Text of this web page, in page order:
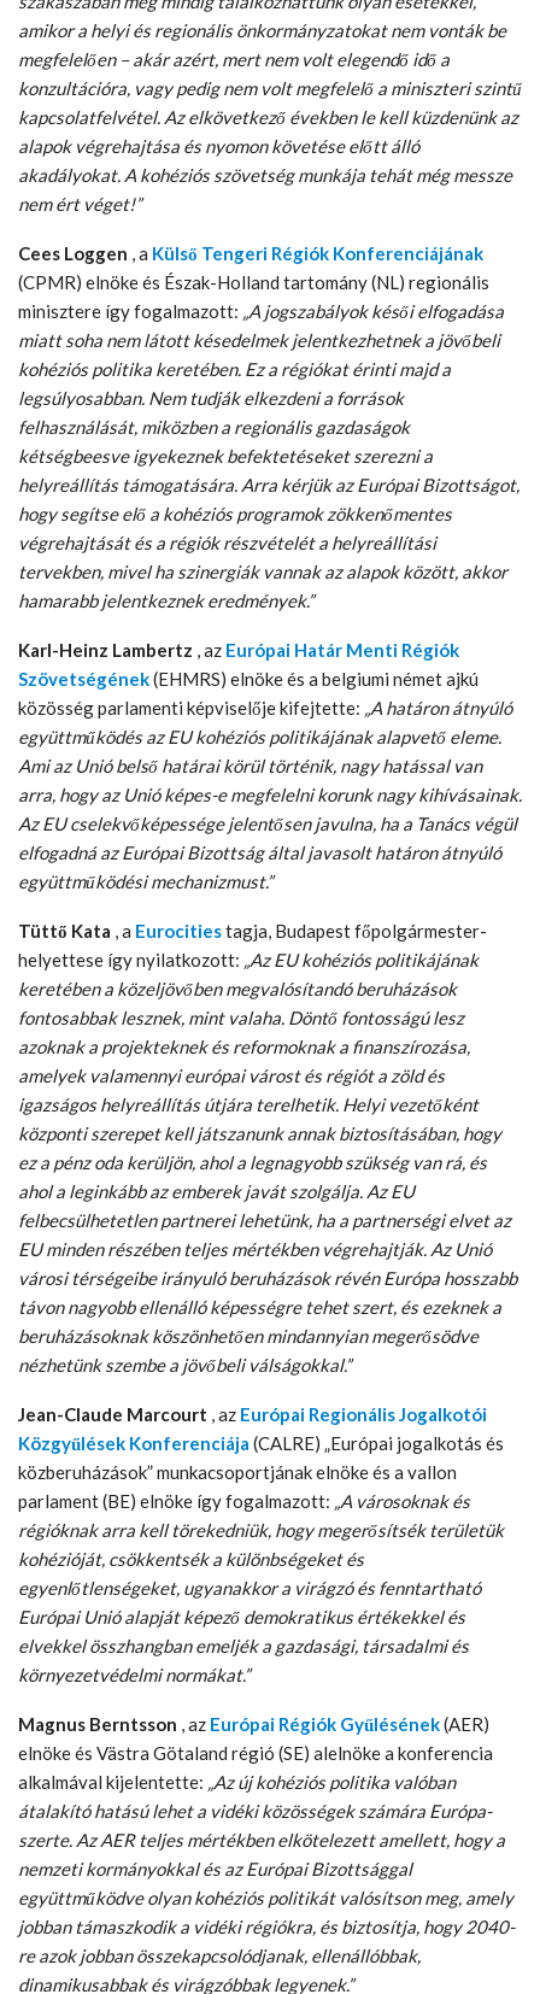
amikor a helyi és regionális önkormányzatokat nem vonták be
megfelelően – akár azért, mert nem volt elegendő idő a
konzultációra, vagy pedig nem volt megfelelő a miniszteri szintű
kapcsolatfelvétel. Az elkövetkező években le kell küzdenünk az
alapok végrehajtása és nyomon követése előtt álló
akadályokat. A kohéziós szövetség munkája tehát még messze
nem ért véget!”
Cees Loggen , a Külső Tengeri Régiók Konferenciájának
(CPMR) elnöke és Észak-Holland tartomány (NL) regionális
minisztere így fogalmazott: „A jogszabályok késői elfogadása
miatt soha nem látott késedelmek jelentkezhetnek a jövőbeli
kohéziós politika keretében. Ez a régiókat érinti majd a
legsúlyosabban. Nem tudják elkezdeni a források
felhasználását, miközben a regionális gazdaságok
kétségbeesve igyekeznek befektetéseket szerezni a
helyreállítás támogatására. Arra kérjük az Európai Bizottságot,
hogy segítse elő a kohéziós programok zökkenőmentes
végrehajtását és a régiók részvételét a helyreállítási
tervekben, mivel ha szinergiák vannak az alapok között, akkor
hamarabb jelentkeznek eredmények.”
Karl-Heinz Lambertz , az Európai Határ Menti Régiók
Szövetségének(EHMRS) elnöke és a belgiumi német ajkú
közösség parlamenti képviselője kifejtette: „A határon átnyúló
együttműködés az EU kohéziós politikájának alapvető eleme.
Ami az Unió belső határai körül történik, nagy hatással van
arra, hogy az Unió képes-e megfelelni korunk nagy kihívásainak.
Az EU cselekvőképessége jelentősen javulna, ha a Tanács végül
elfogadná az Európai Bizottság által javasolt határon átnyúló
együttműködési mechanizmust.”
Tüttő Kata , a Eurocitiestagja, Budapest főpolgármester-
helyettese így nyilatkozott: „Az EU kohéziós politikájának
keretében a közeljövőben megvalósítandó beruházások
fontosabbak lesznek, mint valaha. Döntő fontosságú lesz
azoknak a projekteknek és reformoknak a finanszírozása,
amelyek valamennyi európai várost és régiót a zöld és
igazságos helyreállítás útjára terelhetik. Helyi vezetőként
központi szerepet kell játszanunk annak biztosításában, hogy
ez a pénz oda kerüljön, ahol a legnagyobb szükség van rá, és
ahol a leginkább az emberek javát szolgálja. Az EU
felbecsülhetetlen partnerei lehetünk, ha a partnerségi elvet az
EU minden részében teljes mértékben végrehajtják. Az Unió
városi térségeibe irányuló beruházások révén Európa hosszabb
távon nagyobb ellenálló képességre tehet szert, és ezeknek a
beruházásoknak köszönhetően mindannyian megerősödve
nézhetünk szembe a jövőbeli válságokkal.”
Jean-Claude Marcourt , az Európai Regionális Jogalkotói
Közgyűlések Konferenciája (CALRE) „Európai jogalkotás és
közberuházások” munkacsoportjának elnöke és a vallon
parlament (BE) elnöke így fogalmazott: „A városoknak és
régióknak arra kell törekedniük, hogy megerősítsék területük
kohézióját, csökkentsék a különbségeket és
egyenlőtlenségeket, ugyanakkor a virágzó és fenntartható
Európai Unió alapját képező demokratikus értékekkel és
elvekkel összhangban emeljék a gazdasági, társadalmi és
környezetvédelmi normákat.”
Magnus Berntsson , az Európai Régiók Gyűlésének(AER)
elnöke és Västra Götaland régió (SE) alelnöke a konferencia
alkalmával kijelentette: „Az új kohéziós politika valóban
átalakító hatású lehet a vidéki közösségek számára Európa-
szerte. Az AER teljes mértékben elkötelezett amellett, hogy a
nemzeti kormányokkal és az Európai Bizottsággal
együttműködve olyan kohéziós politikát valósítson meg, amely
jobban támaszkodik a vidéki régiókra, és biztosítja, hogy 2040-
re azok jobban összekapcsolódjanak, ellenállóbbak,
dinamikusabbak és virágzóbbak legyenek.”